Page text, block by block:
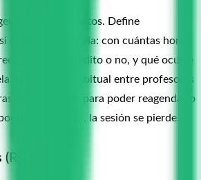
más conflictos. Define
el alumno cancela: con cuántas horas
del crédito o no, y qué ocurre
El estándar habitual entre profesores
de antelación para poder reagendar o
debajo de eso, la sesión se pierde.